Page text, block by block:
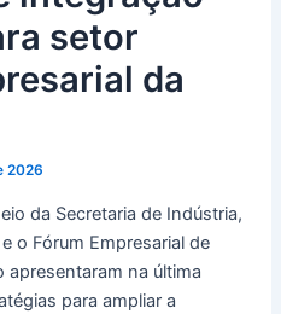
setor
da
2026
da Secretaria de Indústria,
o Fórum Empresarial de
apresentaram na última
para ampliar a